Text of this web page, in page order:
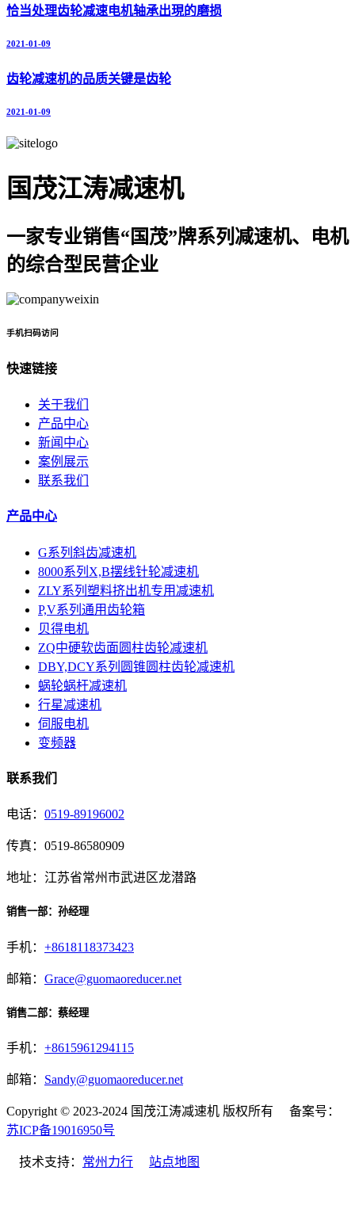
恰当处理齿轮减速电机轴承出現的磨损
2021-01-09
齿轮减速机的品质关键是齿轮
2021-01-09
国茂江涛减速机
一家专业销售“国茂”牌系列减速机、电机
的综合型民营企业
手机扫码访问
快速链接
关于我们
产品中心
新闻中心
案例展示
联系我们
产品中心
G系列斜齿减速机
8000系列X,B摆线针轮减速机
ZLY系列塑料挤出机专用减速机
P,V系列通用齿轮箱
贝得电机
ZQ中硬软齿面圆柱齿轮减速机
DBY,DCY系列圆锥圆柱齿轮减速机
蜗轮蜗杆减速机
行星减速机
伺服电机
变频器
联系我们
电话： 0519-89196002
传真：0519-86580909
地址：江苏省常州市武进区龙潜路
销售一部：孙经理
手机： +8618118373423
邮箱： Grace@guomaoreducer.net
销售二部：蔡经理
手机： +8615961294115
邮箱： Sandy@guomaoreducer.net
Copyright © 2023-2024 国茂江涛减速机 版权所有 备案号：
苏ICP备19016950号
技术支持： 常州力行 站点地图